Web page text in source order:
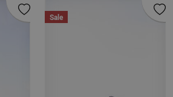
Sale